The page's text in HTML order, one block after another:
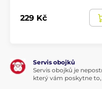
229 Kč
Servis obojků
Servis obojků je
který vám poskytne